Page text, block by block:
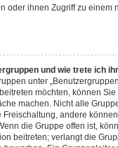
oder ihnen Zugriff zu einem
und wie trete ich
unter
möchten, können
machen. Nicht alle
Freischaltung, andere
die Gruppe offen ist,
beitreten; verlangt die